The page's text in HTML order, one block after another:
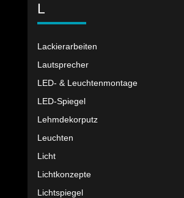
L
Lackierarbeiten
Lautsprecher
LED- & Leuchtenmontage
LED-Spiegel
Lehmdekorputz
Leuchten
Licht
Lichtkonzepte
Lichtspiegel